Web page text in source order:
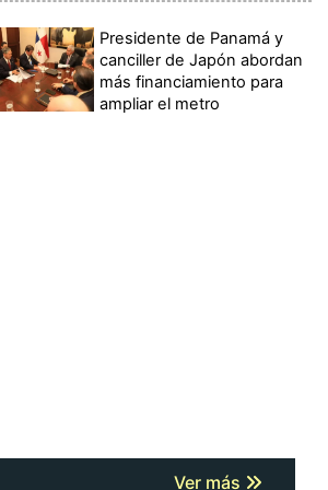
Presidente de Panamá y
canciller de Japón abordan
más financiamiento para
ampliar el metro
Ver más